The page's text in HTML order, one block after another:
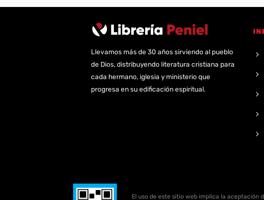
Llevamos más de 30 años sirviendo al pueblo
de Dios, distribuyendo literatura cristiana para
cada hermano, iglesia y ministerio que
progresa en su edificación espiritual.
El uso de este sitio web implica la aceptación